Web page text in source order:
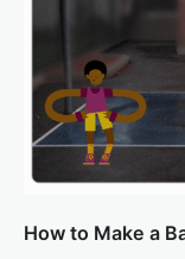
How to Make a